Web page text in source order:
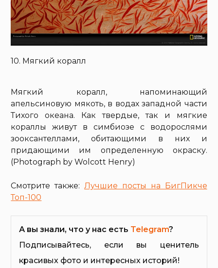
10. Мягкий коралл
Мягкий коралл, напоминающий
апельсиновую мякоть, в водах западной части
Тихого океана. Как твердые, так и мягкие
кораллы живут в симбиозе с водорослями
зооксантеллами, обитающими в них и
придающими им определенную окраску.
(Photograph by Wolcott Henry)
Смотрите также: Лучшие посты на БигПикче
Топ-100
А вы знали, что у нас есть Telegram?
Подписывайтесь, если вы ценитель
красивых фото и интересных историй!